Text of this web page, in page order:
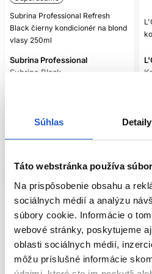
Súhlas Detaily
Táto webstránka používa
Na prispôsobenie obsahu a
sociálnych médií a analýzu
súbory cookie. Informácie o
webové stránky, poskytujeme
oblasti sociálnych médií,
môžu príslušné informácie
predstavy, že viac fialového
OCHRANA
Zosvetľovanie môže narušiť
bezoplachovej ochrany
.
nerovnosti, znížiť trenie a
nedokáže biologicky vrátiť
teplotu. Mokré vlasy
Mechanické zaobchádzanie má
veľký vplyv ako
AKO
Subrina Professional Refresh
Black čierny kondicionér na blond
vlasy 250ml
Subrina Professional
Subrina Black
Skladom ㅤ